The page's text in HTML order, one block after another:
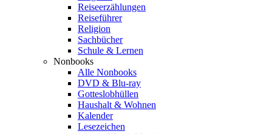
Reiseerzählungen
Reiseführer
Religion
Sachbücher
Schule & Lernen
Nonbooks
Alle Nonbooks
DVD & Blu-ray
Gotteslobhüllen
Haushalt & Wohnen
Kalender
Lesezeichen